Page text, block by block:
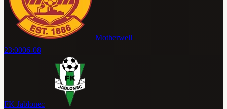
Motherwell
23:0006-08
FK Jablonec